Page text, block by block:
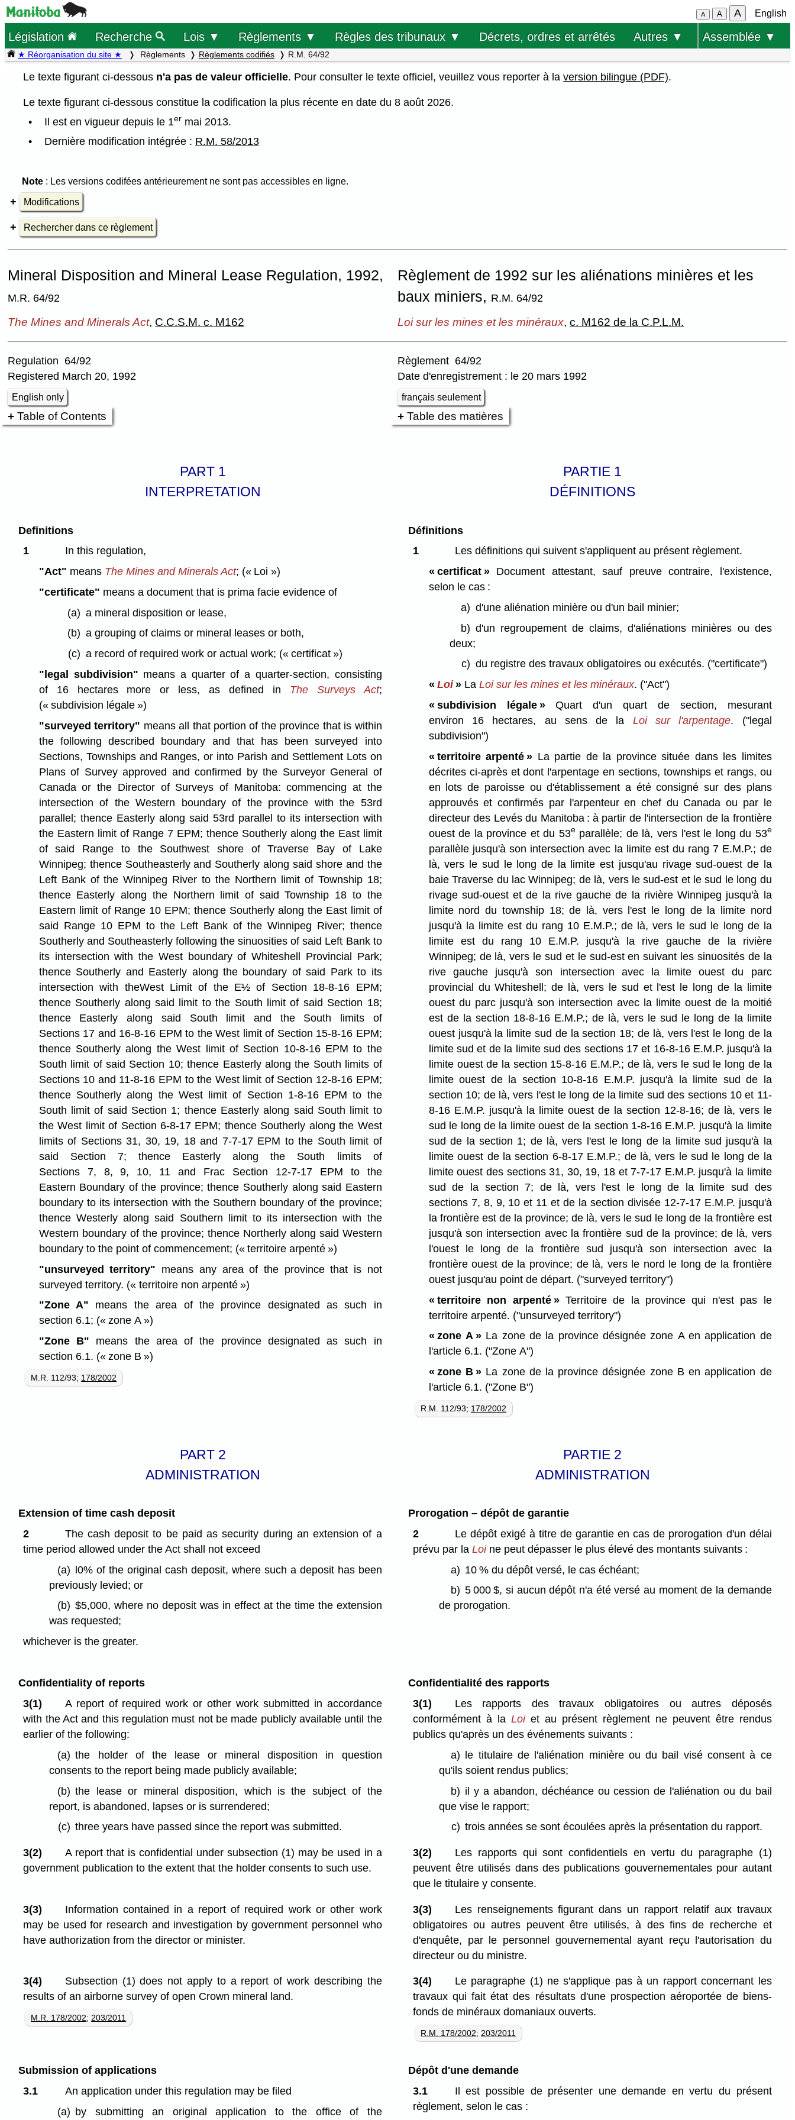
A A A English
Législation Recherche Lois ▼ Règlements ▼ Règles des tribunaux ▼ Décrets, ordres et arrêtés Autres ▼ Assemblée ▼
★ Réorganisation du site ★ Règlements Règlements codifiés R.M. 64/92
Le texte figurant ci-dessous n'a pas de valeur officielle. Pour consulter le texte officiel, veuillez vous reporter à laversion bilingue (PDF).
Le texte figurant ci-dessous constitue la codification la plus récente en date du 8 août 2026.
Il est en vigueur depuis le 1er mai 2013.
Dernière modification intégrée : R.M. 58/2013
Note: Les versions codifées antérieurement ne sont pas accessibles en ligne.
Modifications
Rechercher dans ce règlement
Mineral Disposition and Mineral Lease Regulation, 1992,
M.R. 64/92
Règlement de 1992 sur les aliénations minières et les
baux miniers, R.M. 64/92
The Mines and Minerals Act, C.C.S.M. c. M162 Loi sur les mines et les minéraux, c. M162 de la C.P.L.M.
Regulation 64/92
Registered March 20, 1992
English only
Règlement 64/92
Date d'enregistrement : le 20 mars 1992
français seulement
Table of Contents Table des matières
PART 1
INTERPRETATION
PARTIE 1
DÉFINITIONS
Definitions
1
In this regulation,
"Act" means The Mines and Minerals Act; (« Loi »)
"certificate" means a document that is prima facie evidence of
(a) a mineral disposition or lease,
(b) a grouping of claims or mineral leases or both,
(c) a record of required work or actual work; (« certificat »)
"legal subdivision" means a quarter of a quarter-section, consisting
of 16 hectares more or less, as defined in The Surveys Act;
(« subdivision légale »)
"surveyed territory" means all that portion of the province that is within
the following described boundary and that has been surveyed into
Sections, Townships and Ranges, or into Parish and Settlement Lots on
Plans of Survey approved and confirmed by the Surveyor General of
Canada or the Director of Surveys of Manitoba: commencing at the
intersection of the Western boundary of the province with the 53rd
parallel; thence Easterly along said 53rd parallel to its intersection with
the Eastern limit of Range 7 EPM; thence Southerly along the East limit
of said Range to the Southwest shore of Traverse Bay of Lake
Winnipeg; thence Southeasterly and Southerly along said shore and the
Left Bank of the Winnipeg River to the Northern limit of Township 18;
thence Easterly along the Northern limit of said Township 18 to the
Eastern limit of Range 10 EPM; thence Southerly along the East limit of
said Range 10 EPM to the Left Bank of the Winnipeg River; thence
Southerly and Southeasterly following the sinuosities of said Left Bank to
its intersection with the West boundary of Whiteshell Provincial Park;
thence Southerly and Easterly along the boundary of said Park to its
intersection with theWest Limit of the E½ of Section 18-8-16 EPM;
thence Southerly along said limit to the South limit of said Section 18;
thence Easterly along said South limit and the South limits of
Sections 17 and 16-8-16 EPM to the West limit of Section 15-8-16 EPM;
thence Southerly along the West limit of Section 10-8-16 EPM to the
South limit of said Section 10; thence Easterly along the South limits of
Sections 10 and 11-8-16 EPM to the West limit of Section 12-8-16 EPM;
thence Southerly along the West limit of Section 1-8-16 EPM to the
South limit of said Section 1; thence Easterly along said South limit to
the West limit of Section 6-8-17 EPM; thence Southerly along the West
limits of Sections 31, 30, 19, 18 and 7-7-17 EPM to the South limit of
said Section 7; thence Easterly along the South limits of
Sections 7, 8, 9, 10, 11 and Frac Section 12-7-17 EPM to the
Eastern Boundary of the province; thence Southerly along said Eastern
boundary to its intersection with the Southern boundary of the province;
thence Westerly along said Southern limit to its intersection with the
Western boundary of the province; thence Northerly along said Western
boundary to the point of commencement; (« territoire arpenté »)
"unsurveyed territory" means any area of the province that is not
surveyed territory. (« territoire non arpenté »)
"Zone A" means the area of the province designated as such in
section 6.1; (« zone A »)
"Zone B" means the area of the province designated as such in
section 6.1. (« zone B »)
M.R. 112/93; 178/2002
Définitions
1
Les définitions qui suivent s'appliquent au présent règlement.
« certificat » Document attestant, sauf preuve contraire, l'existence,
selon le cas :
a) d'une aliénation minière ou d'un bail minier;
b) d'un regroupement de claims, d'aliénations minières ou des
deux;
c) du registre des travaux obligatoires ou exécutés. ("certificate")
« Loi»La Loi sur les mines et les minéraux. ("Act")
« subdivision légale »Quart d'un quart de section, mesurant
environ 16 hectares, au sens de la Loi sur l'arpentage. ("legal
subdivision")
« territoire arpenté » La partie de la province située dans les limites
décrites ci-après et dont l'arpentage en sections, townships et rangs, ou
en lots de paroisse ou d'établissement a été consigné sur des plans
approuvés et confirmés par l'arpenteur en chef du Canada ou par le
directeur des Levés du Manitoba : à partir de l'intersection de la frontière
ouest de la province et du 53eparallèle; de là, vers l'est le long du 53e
parallèle jusqu'à son intersection avec la limite est du rang 7 E.M.P.; de
là, vers le sud le long de la limite est jusqu'au rivage sud-ouest de la
baie Traverse du lac Winnipeg; de là, vers le sud-est et le sud le long du
rivage sud-ouest et de la rive gauche de la rivière Winnipeg jusqu'à la
limite nord du township 18; de là, vers l'est le long de la limite nord
jusqu'à la limite est du rang 10 E.M.P.; de là, vers le sud le long de la
limite est du rang 10 E.M.P. jusqu'à la rive gauche de la rivière
Winnipeg; de là, vers le sud et le sud-est en suivant les sinuosités de la
rive gauche jusqu'à son intersection avec la limite ouest du parc
provincial du Whiteshell; de là, vers le sud et l'est le long de la limite
ouest du parc jusqu'à son intersection avec la limite ouest de la moitié
est de la section 18-8-16 E.M.P.; de là, vers le sud le long de la limite
ouest jusqu'à la limite sud de la section 18; de là, vers l'est le long de la
limite sud et de la limite sud des sections 17 et 16-8-16 E.M.P. jusqu'à la
limite ouest de la section 15-8-16 E.M.P.; de là, vers le sud le long de la
limite ouest de la section 10-8-16 E.M.P. jusqu'à la limite sud de la
section 10; de là, vers l'est le long de la limite sud des sections 10 et 11-
8-16 E.M.P. jusqu'à la limite ouest de la section 12-8-16; de là, vers le
sud le long de la limite ouest de la section 1-8-16 E.M.P. jusqu'à la limite
sud de la section 1; de là, vers l'est le long de la limite sud jusqu'à la
limite ouest de la section 6-8-17 E.M.P.; de là, vers le sud le long de la
limite ouest des sections 31, 30, 19, 18 et 7-7-17 E.M.P. jusqu'à la limite
sud de la section 7; de là, vers l'est le long de la limite sud des
sections 7, 8, 9, 10 et 11 et de la section divisée 12-7-17 E.M.P. jusqu'à
la frontière est de la province; de là, vers le sud le long de la frontière est
jusqu'à son intersection avec la frontière sud de la province; de là, vers
l'ouest le long de la frontière sud jusqu'à son intersection avec la
frontière ouest de la province; de là, vers le nord le long de la frontière
ouest jusqu'au point de départ. ("surveyed territory")
« territoire non arpenté »Territoire de la province qui n'est pas le
territoire arpenté. ("unsurveyed territory")
« zone A » La zone de la province désignée zone A en application de
l'article 6.1. ("Zone A")
« zone B » La zone de la province désignée zone B en application de
l'article 6.1. ("Zone B")
R.M. 112/93; 178/2002
PART 2
ADMINISTRATION
PARTIE 2
ADMINISTRATION
Extension of time cash deposit
2
The cash deposit to be paid as security during an extension of a
time period allowed under the Act shall not exceed
(a) l0% of the original cash deposit, where such a deposit has been
previously levied; or
(b) $5,000, where no deposit was in effect at the time the extension
was requested;
whichever is the greater.
Prorogation – dépôt de garantie
2
Le dépôt exigé à titre de garantie en cas de prorogation d'un délai
prévu par laLoine peut dépasser le plus élevé des montants suivants :
a) 10 % du dépôt versé, le cas échéant;
b) 5 000 $, si aucun dépôt n'a été versé au moment de la demande
de prorogation.
Confidentiality of reports
3(1)
A report of required work or other work submitted in accordance
with the Act and this regulation must not be made publicly available until the
earlier of the following:
(a) the holder of the lease or mineral disposition in question
consents to the report being made publicly available;
(b) the lease or mineral disposition, which is the subject of the
report, is abandoned, lapses or is surrendered;
(c) three years have passed since the report was submitted.
Confidentialité des rapports
3(1)
Les rapports des travaux obligatoires ou autres déposés
conformément à laLoiet au présent règlement ne peuvent être rendus
publics qu'après un des événements suivants :
a) le titulaire de l'aliénation minière ou du bail visé consent à ce
qu'ils soient rendus publics;
b) il y a abandon, déchéance ou cession de l'aliénation ou du bail
que vise le rapport;
c) trois années se sont écoulées après la présentation du rapport.
3(2)
A report that is confidential under subsection (1) may be used in a
government publication to the extent that the holder consents to such use.
3(2)
Les rapports qui sont confidentiels en vertu du paragraphe (1)
peuvent être utilisés dans des publications gouvernementales pour autant
que le titulaire y consente.
3(3)
Information contained in a report of required work or other work
may be used for research and investigation by government personnel who
have authorization from the director or minister.
3(3)
Les renseignements figurant dans un rapport relatif aux travaux
obligatoires ou autres peuvent être utilisés, à des fins de recherche et
d'enquête, par le personnel gouvernemental ayant reçu l'autorisation du
directeur ou du ministre.
3(4)
Subsection (1) does not apply to a report of work describing the
results of an airborne survey of open Crown mineral land.
M.R. 178/2002; 203/2011
3(4)
Le paragraphe (1) ne s'applique pas à un rapport concernant les
travaux qui fait état des résultats d'une prospection aéroportée de biens-
fonds de minéraux domaniaux ouverts.
R.M. 178/2002; 203/2011
Submission of applications
3.1
An application under this regulation may be filed
(a) by submitting an original application to the office of the
Dépôt d'une demande
3.1
Il est possible de présenter une demande en vertu du présent
règlement, selon le cas :